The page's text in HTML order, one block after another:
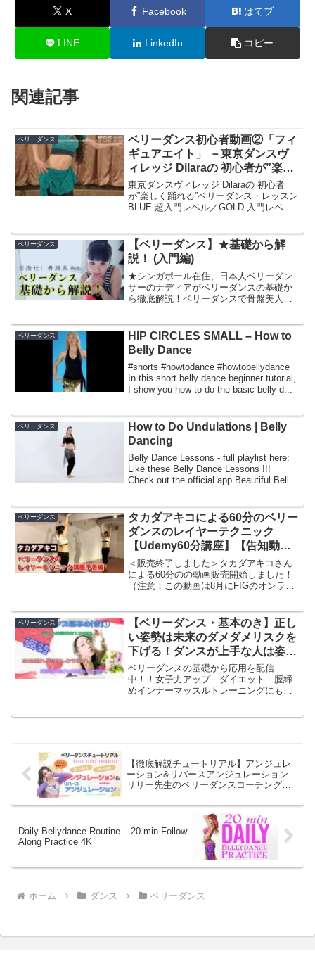
X Facebook はてブ
LINE LinkedIn コピー
関連記事
ベリーダンス
ベリーダンス初心者動画②「フィ
ギュアエイト」 －東京ダンスヴ
ィレッジ Dilaraの 初心者が”楽し
く踊れる”ベリーダンス・レッス
ン BLUE 超入門レベルサンプル
東京ダンスヴィレッジ Dilaraの 初心者
が”楽しく踊れる”ベリーダンス・レッスン
BLUE 超入門レベル／GOLD 入門レベル
DVDの決定版！東京最大級のベ...
ベリーダンス
【ベリーダンス】★基礎から解
説！ (入門編)
★シンガポール在住、日本人ベリーダン
サーのナディアがベリーダンスの基礎か
ら徹底解説！ベリーダンスで骨盤美人を
い合わせは、メール/SNSよりダイレクト
メッ...
ベリーダンス
HIP CIRCLES SMALL – How to
Belly Dance
#shorts #howtodance #howtobellydance
In this short belly dance beginner tutorial,
I show you how to do the basic belly d...
ベリーダンス
How to Do Undulations | Belly
Dancing
Belly Dance Lessons - full playlist here:
Like these Belly Dance Lessons !!!
Check out the official app Beautiful Belly
ベリーダンス
タカダアキコによる60分のベリー
ダンスのレイヤーテクニック
【Udemy60分講座】【告知動
画】
＜販売終了しました＞タカダアキコさん
による60分のの動画販売開始しました！
（注意：この動画は8月にFIGのオンライ
レッスンそもそもレイヤーとは何でしょ
う？それは「重...
ベリーダンス
【ベリーダンス・基本のき】正し
い姿勢は未来のダメダメリスクを
下げる！ダンスが上手な人は姿勢
の基本が抑えられている現実。Ｏ
脚も肥満も姿勢で改善出来るか
も…。正しい姿勢でダイエット効
ベリーダンスの基礎から応用を配信
中！！女子力アップ ダイエット 膣締
めインナーマッスルトレーニングにも最
【徹底解説チュートリアル】アンジュレ
ーション&リバースアンジュレーション –
リリー先生のベリーダンスコーチング
Daily Bellydance Routine – 20 min Follow
Along Practice 4K
ホーム ダンス ベリーダンス